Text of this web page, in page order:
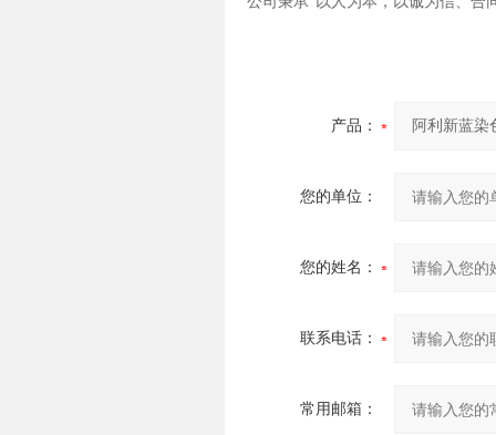
产品：
您的单位：
您的姓名：
联系电话：
常用邮箱：